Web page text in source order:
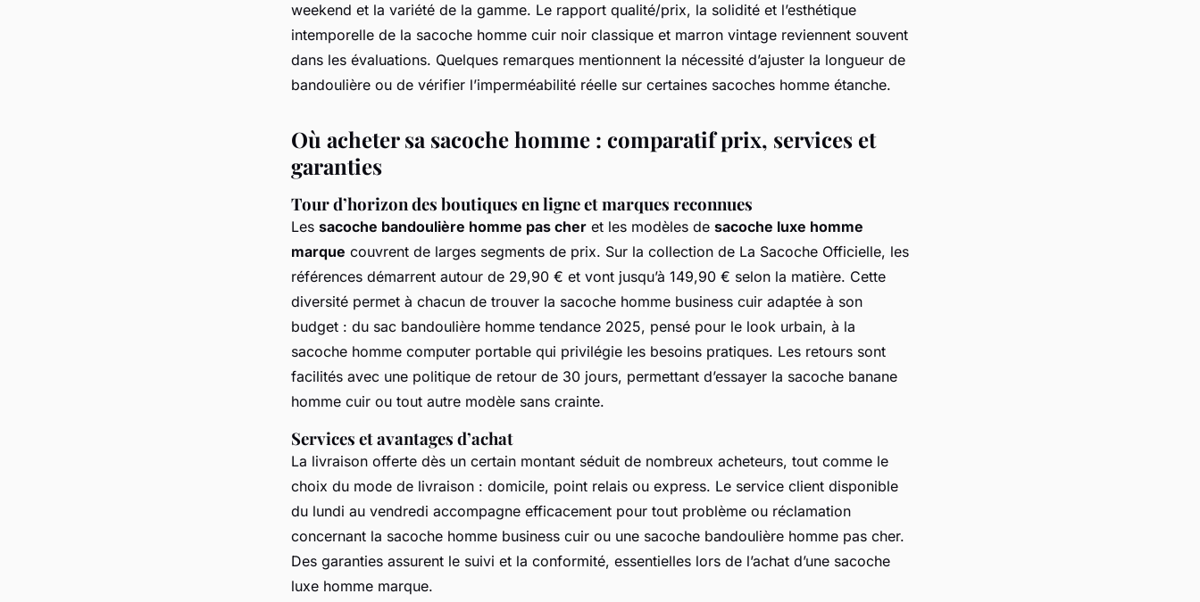
weekend et la variété de la gamme. Le rapport qualité/prix, la solidité et l’esthétique
intemporelle de la sacoche homme cuir noir classique et marron vintage reviennent souvent
dans les évaluations. Quelques remarques mentionnent la nécessité d’ajuster la longueur de
bandoulière ou de vérifier l’imperméabilité réelle sur certaines sacoches homme étanche.
Où acheter sa sacoche homme : comparatif prix, services et
garanties
Tour d’horizon des boutiques en ligne et marques reconnues
Les sacoche bandoulière homme pas cher et les modèles de sacoche luxe homme
marque couvrent de larges segments de prix. Sur la collection de La Sacoche Officielle, les
références démarrent autour de 29,90 € et vont jusqu’à 149,90 € selon la matière. Cette
diversité permet à chacun de trouver la sacoche homme business cuir adaptée à son
budget : du sac bandoulière homme tendance 2025, pensé pour le look urbain, à la
sacoche homme computer portable qui privilégie les besoins pratiques. Les retours sont
facilités avec une politique de retour de 30 jours, permettant d’essayer la sacoche banane
homme cuir ou tout autre modèle sans crainte.
Services et avantages d’achat
La livraison offerte dès un certain montant séduit de nombreux acheteurs, tout comme le
choix du mode de livraison : domicile, point relais ou express. Le service client disponible
du lundi au vendredi accompagne efficacement pour tout problème ou réclamation
concernant la sacoche homme business cuir ou une sacoche bandoulière homme pas cher.
Des garanties assurent le suivi et la conformité, essentielles lors de l’achat d’une sacoche
luxe homme marque.